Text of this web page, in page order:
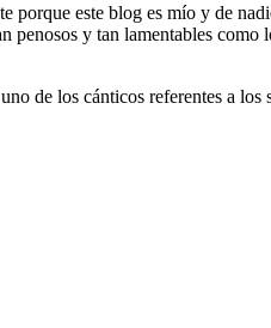
este blog es mío y de
penosos y tan lamentables
de los cánticos referentes a los